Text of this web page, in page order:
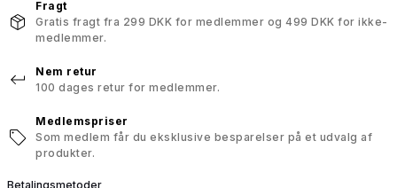
Fragt
Gratis fragt fra 299 DKK for medlemmer og 499 DKK for ikke-
medlemmer.
Nem retur
100 dages retur for medlemmer.
Medlemspriser
Som medlem får du eksklusive besparelser på et udvalg af
produkter.
Betalingsmetoder